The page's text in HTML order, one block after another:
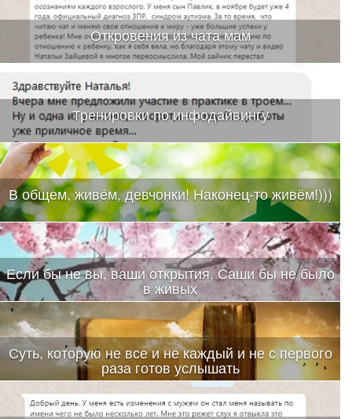
Откровения из чата мам
Тренировки по инфодайвингу
В общем, живём, девчонки! Наконец-то живём!)))
Если бы не вы, ваши открытия, Саши бы не было
в живых
Суть, которую не все и не каждый и не с первого
раза готов услышать